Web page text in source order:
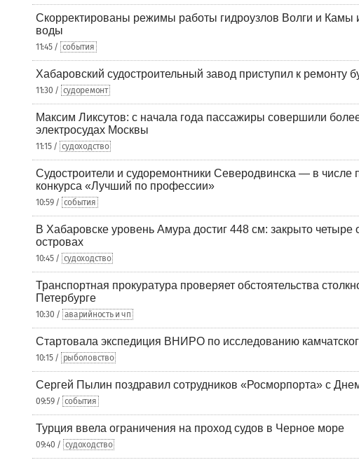
Скорректированы режимы работы гидроузлов Волги и Камы
воды
11:45 / события
Хабаровский судостроительный завод приступил к ремонту
11:30 / судоремонт
Максим Ликсутов: с начала года пассажиры совершили
электросудах Москвы
11:15 / судоходство
Судостроители и судоремонтники Северодвинска — в числе
конкурса «Лучший по профессии»
10:59 / события
В Хабаровске уровень Амура достиг 448 см: закрыто четыре
островах
10:45 / судоходство
Транспортная прокуратура проверяет обстоятельства
Петербурге
10:30 / аварийность и чп
Стартовала экспедиция ВНИРО по исследованию
10:15 / рыболовство
Сергей Пылин поздравил сотрудников «Росморпорта» с
09:59 / события
Турция ввела ограничения на проход судов в Черное море
09:40 / судоходство